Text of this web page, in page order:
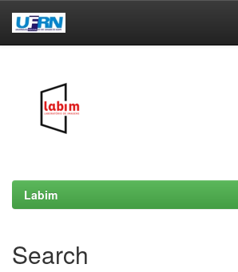
Labim
Search